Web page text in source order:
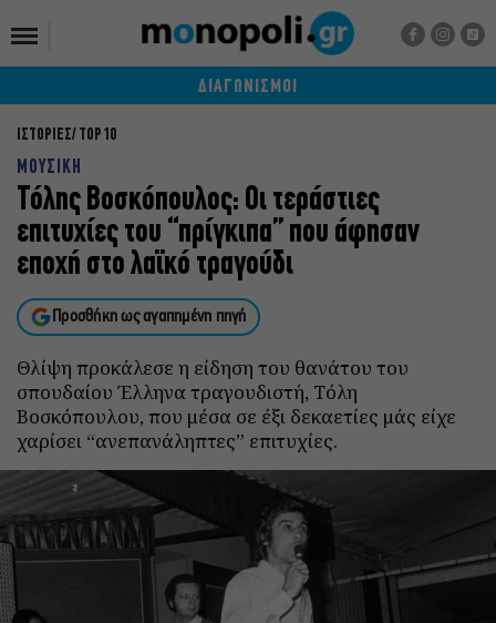
ΔΙΑΓΩΝΙΣΜΟΙ
ΙΣΤΟΡΙΕΣ TOP 10
ΜΟΥΣΙΚΗ
Τόλης Βοσκόπουλος: Οι τεράστιες
επιτυχίες του “πρίγκιπα” που άφησαν
εποχή στο λαϊκό τραγούδι
Προσθήκη ως αγαπημένη πηγή
Θλίψη προκάλεσε η είδηση του θανάτου του
σπουδαίου Έλληνα τραγουδιστή, Τόλη
Βοσκόπουλου, που μέσα σε έξι δεκαετίες μάς είχε
χαρίσει “ανεπανάληπτες” επιτυχίες.